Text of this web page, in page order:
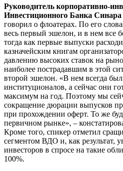
Руководитель корпоративно-
Инвестиционного Банка Синара
говорил о флоатерах. По его
весь первый эшелон, и в нем все
тогда как первые выпуски
казначейским книгам
давлению высоких ставок на
наиболее пострадавшим в этой
второй эшелон. «В нем всегда
институционалов, а сейчас они
максимум на год. Поэтому мы
сокращение дюрации выпусков
при прохождении оферт. То же
первичном рынке», –
Кроме того, спикер отметил
сегментом ВДО и, как результат,
инвесторов в спросе на такие
100%.